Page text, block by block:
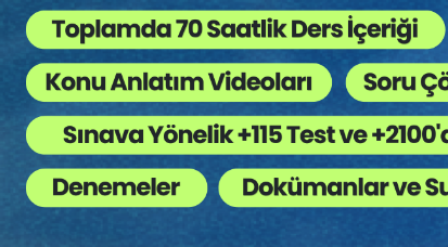
Tüketici Hukuku Enstitüsü